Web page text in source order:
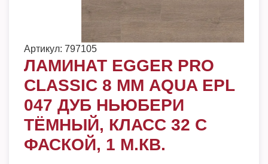
Артикул: 797105
ЛАМИНАТ EGGER PRO
CLASSIC 8 ММ AQUA EPL
047 ДУБ НЬЮБЕРИ
ТЁМНЫЙ, КЛАСС 32 С
ФАСКОЙ, 1 М.КВ.